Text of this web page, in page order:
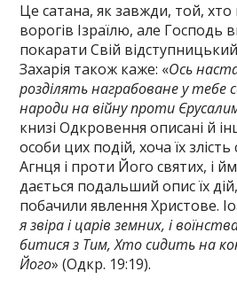
Це сатана, як завжди, той,
ворогів Ізраїлю, але Господь
покарати Свій
Захарія також каже: «Ось
розділять награбоване у тебе
народи на війну проти
книзі Одкровення описані й
особи цих подій, хоча їх
Агнця і проти Його святих, і
дається подальший опис їх
побачили явлення Христове.
я звіра і царів земних, і
битися з Тим, Хто сидить на
Його» (Одкр. 19:19).